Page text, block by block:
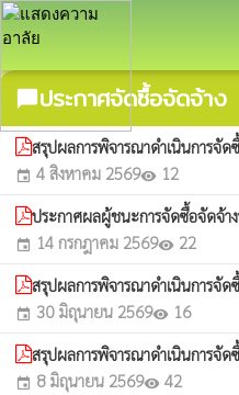
chat_bubbleประกาศจัดซื้อจัดจ้าง
สรุปผลการพิจารณาดำเนินการจั
event 4 สิงหาคม 2569visibility 12
ประกาศผลผู้ชนะการจัดซื้อจัดจ้า
event 14 กรกฎาคม 2569visibility 22
สรุปผลการพิจารณาดำเนินการจั
event 30 มิถุนายน 2569visibility 16
สรุปผลการพิจารณาดำเนินการจั
event 8 มิถุนายน 2569visibility 42